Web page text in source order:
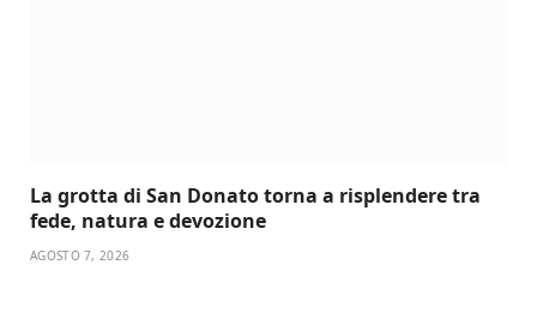
La grotta di San Donato torna a risplendere tra
fede, natura e devozione
AGOSTO 7, 2026